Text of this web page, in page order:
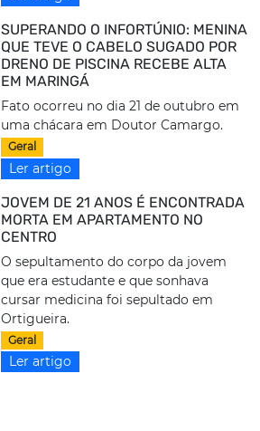
SUPERANDO O INFORTÚNIO: MENINA
QUE TEVE O CABELO SUGADO POR
DRENO DE PISCINA RECEBE ALTA
EM MARINGÁ
Fato ocorreu no dia 21 de outubro em
uma chácara em Doutor Camargo.
Geral
Ler artigo
JOVEM DE 21 ANOS É ENCONTRADA
MORTA EM APARTAMENTO NO
CENTRO
O sepultamento do corpo da jovem
que era estudante e que sonhava
cursar medicina foi sepultado em
Ortigueira.
Geral
Ler artigo